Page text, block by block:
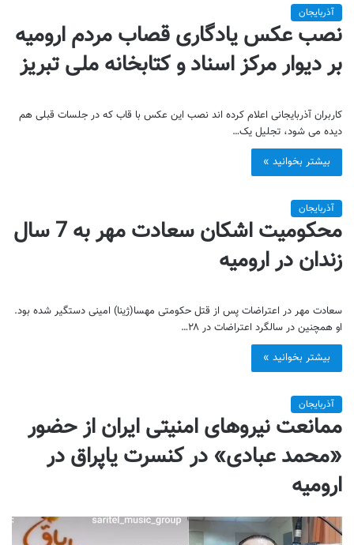
آذربایجان
نصب عکس یادگاری قصاب مردم ارومیه
بر دیوار مرکز اسناد و کتابخانه ملی تبریز
کاربران آذربایجانی اعلام کرده اند نصب این عکس با قاب که در جلسات قبلی هم
دیده می شود، تجلیل یک…
بیشتر بخوانید »
آذربایجان
محکومیت اشکان سعادت مهر به 7 سال
زندان در ارومیه
سعادت مهر در اعتراضات پس از قتل حکومتی مهسا(ژینا) امینی دستگیر شده بود.
او همچنین در سالگرد اعتراضات در ۲۸…
بیشتر بخوانید »
آذربایجان
ممانعت نیروهای امنیتی ایران از حضور
«محمد عبادی» در کنسرت یاپراق در
ارومیه